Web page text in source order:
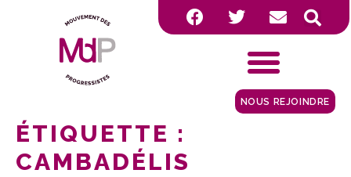
NOUS REJOINDRE
ÉTIQUETTE :
CAMBADÉLIS